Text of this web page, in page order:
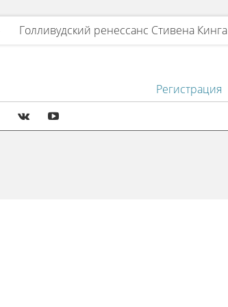
Голливудский ренессанс Стивена Кинга
Регистрация